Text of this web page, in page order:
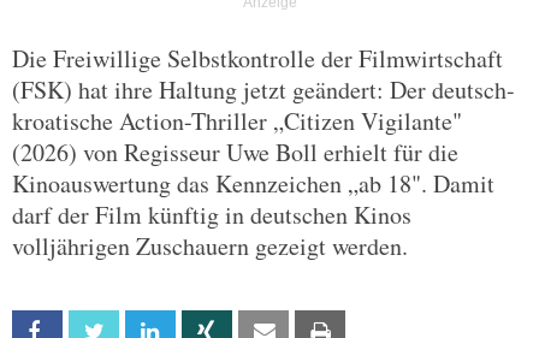
Die Freiwillige Selbstkontrolle der Filmwirtschaft
(FSK) hat ihre Haltung jetzt geändert: Der deutsch-
kroatische Action-Thriller „Citizen Vigilante"
(2026) von Regisseur Uwe Boll erhielt für die
Kinoauswertung das Kennzeichen „ab 18". Damit
darf der Film künftig in deutschen Kinos
volljährigen Zuschauern gezeigt werden.
Facebook Twitter Linkedin Xing Email